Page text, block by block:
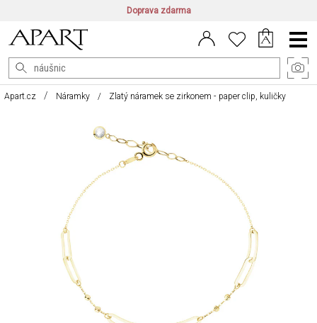
Doprava zdarma
CZ/CZK | EN/EUR PL/PLN
Main
Menu
Apart.cz Náramky Zlatý náramek se zirkonem - paper clip, kuličky